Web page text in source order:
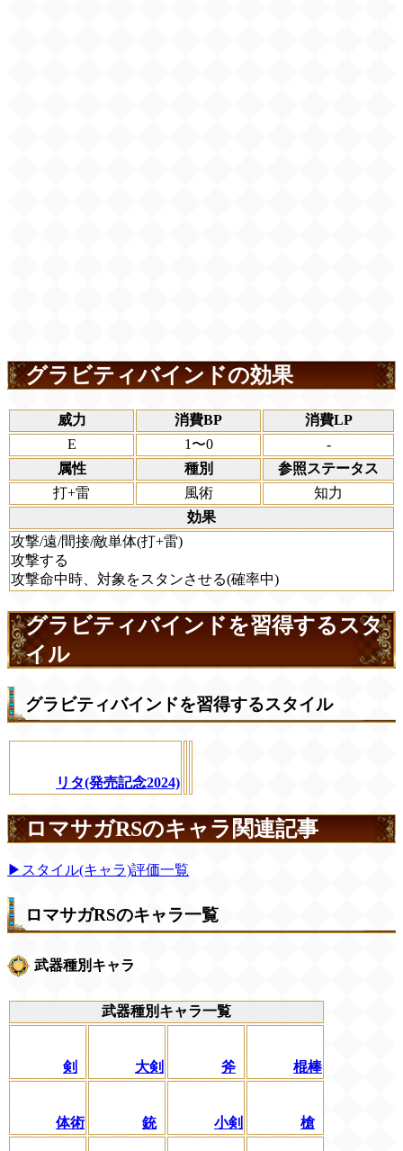
グラビティバインドの効果
威力 消費BP
消費LP
E
1〜0
-
属性
種別
参照ステータス
打+雷
風術
知力
効果
攻撃/遠/間接/敵単体(打+雷)
攻撃する
攻撃命中時、対象をスタンさせる(確率中)
グラビティバインドを習得するスタ
イル
グラビティバインドを習得するスタイル
リタ(発売記念2024)
ロマサガRSのキャラ関連記事
▶スタイル(キャラ)評価一覧
ロマサガRSのキャラ一覧
武器種別キャラ
武器種別キャラ一覧
剣 大剣 斧 棍棒
体術 銃 小剣 槍